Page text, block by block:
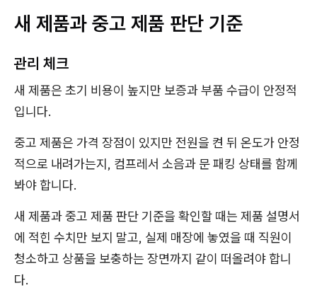
새 제품과 중고 제품 판단 기준
관리 체크
새 제품은 초기 비용이 높지만 보증과 부품 수급이 안정적
입니다.
중고 제품은 가격 장점이 있지만 전원을 켠 뒤 온도가 안정
적으로 내려가는지, 컴프레서 소음과 문 패킹 상태를 함께
봐야 합니다.
새 제품과 중고 제품 판단 기준을 확인할 때는 제품 설명서
에 적힌 수치만 보지 말고, 실제 매장에 놓였을 때 직원이
청소하고 상품을 보충하는 장면까지 같이 떠올려야 합니
다.